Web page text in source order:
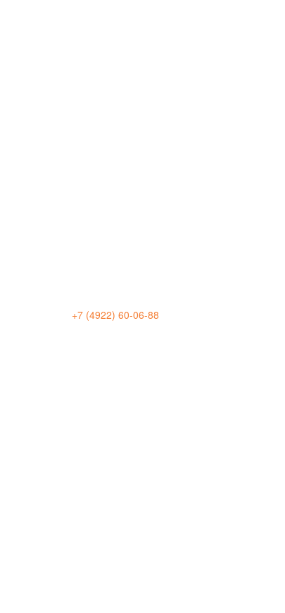
+7 (4922) 60-06-88